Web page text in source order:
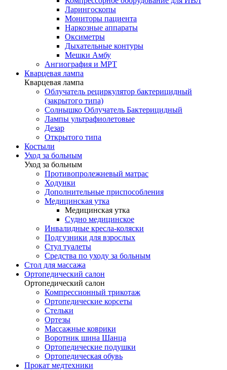
Ларингоскопы
Мониторы пациента
Наркозные аппараты
Оксиметры
Дыхательные контуры
Мешки Амбу
Ангиография и МРТ
Кварцевая лампа
Кварцевая лампа
Облучатель рециркулятор бактерицидный
(закрытого типа)
Солнышко Облучатель Бактерицидный
Лампы ультрафиолетовые
Дезар
Открытого типа
Костыли
Уход за больным
Уход за больным
Противопролежневый матрас
Ходунки
Дополнительные приспособления
Медицинская утка
Медицинская утка
Судно медицинское
Инвалидные кресла-коляски
Подгузники для взрослых
Стул туалеты
Средства по уходу за больным
Cтол для массажа
Ортопедический салон
Ортопедический салон
Компрессионный трикотаж
Ортопедические корсеты
Стельки
Ортезы
Массажные коврики
Воротник шина Шанца
Ортопедические подушки
Ортопедическая обувь
Прокат медтехники